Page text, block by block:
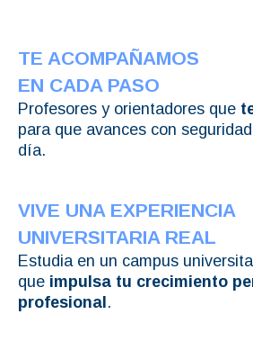
TE ACOMPAÑAMOS
EN CADA PASO
Profesores y orientadores que
para que avances con
día.
VIVE UNA EXPERIENCIA
UNIVERSITARIA REAL
Estudia en un campus
que impulsa tu crecimiento
profesional.